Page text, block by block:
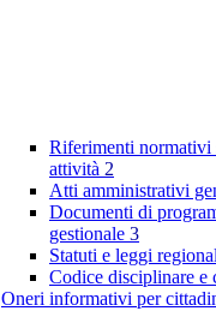
Riferimenti normativi
attività 2
Atti amministrativi
Documenti di
gestionale 3
Statuti e leggi
Codice disciplinare e
Oneri informativi per